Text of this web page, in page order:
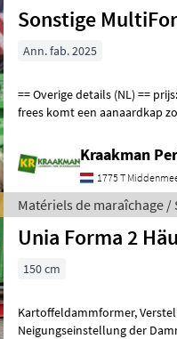
Sonstige
Ann. fab. 2025
== Overige details (NL) == prijs: Prijs op aanvraag Unit: Stuk Aan deze
frees komt een aanaardkap
Kraakman
1775 T
Matériels de maraîchage /
Unia Forma 2
150 cm
Kartoffeldammformer, Verstellbarer Reihenabstand 70/75 cm,
Neigungseinstellung der